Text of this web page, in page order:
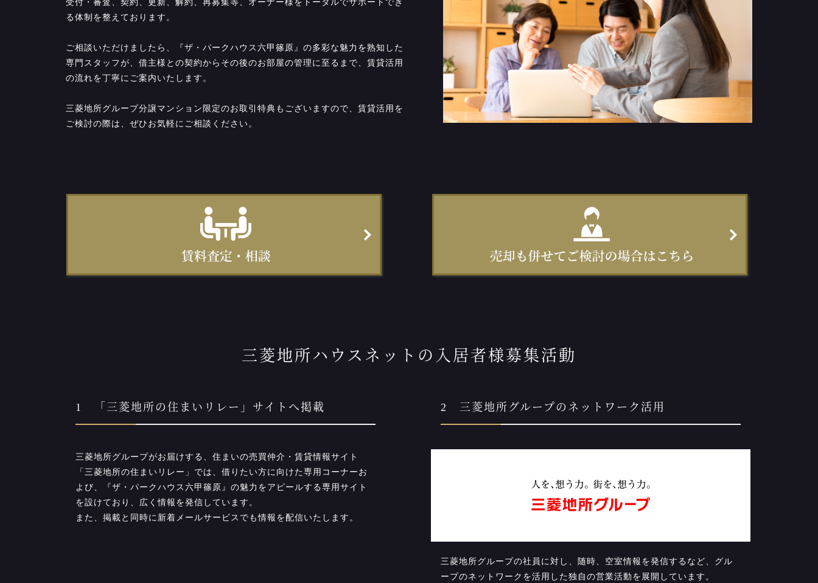
受付・審査、契約、更新、解約、再募集等、オーナー様をトータルでサポートでき
る体制を整えております。
ご相談いただけましたら、『ザ・パークハウス六甲篠原』の多彩な魅力を熟知した
専門スタッフが、借主様との契約からその後のお部屋の管理に至るまで、賃貸活用
の流れを丁寧にご案内いたします。
三菱地所グループ分譲マンション限定のお取引特典もございますので、賃貸活用を
ご検討の際は、ぜひお気軽にご相談ください。
三菱地所ハウスネットの入居者様募集活動
1 「三菱地所の住まいリレー」サイトへ掲載
三菱地所グループがお届けする、住まいの売買仲介・賃貸情報サイト
「三菱地所の住まいリレー」では、借りたい方に向けた専用コーナーお
よび、『ザ・パークハウス六甲篠原』の魅力をアピールする専用サイト
を設けており、広く情報を発信しています。
また、掲載と同時に新着メールサービスでも情報を配信いたします。
2 三菱地所グループのネットワーク活用
三菱地所グループの社員に対し、随時、空室情報を発信するなど、グル
ープのネットワークを活用した独自の営業活動を展開しています。